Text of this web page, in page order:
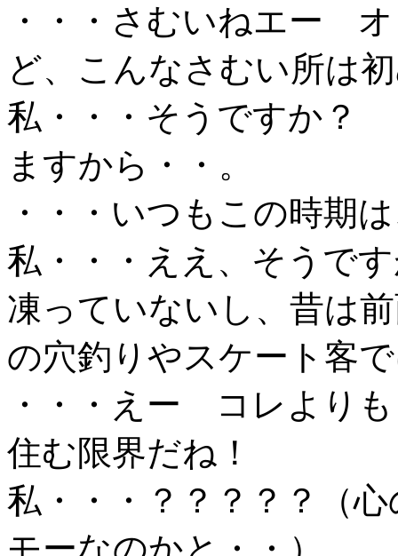
・・・さむいねエー
ど、こんなさむい所は
私・・・そうですか？
ますから・・。
・・・いつもこの時期
私・・・ええ、そうで
凍っていないし、昔は
の穴釣りやスケート客
・・・えー コレより
住む限界だね！
私・・・？？？？？（
モーなのかと・・）